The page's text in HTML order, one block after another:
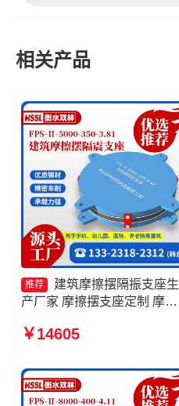
相关产品
推荐
建筑摩擦摆隔振支座生
产厂家 摩擦摆支座定制 摩擦
摆隔震支座FPSII-10000-300-
￥14605